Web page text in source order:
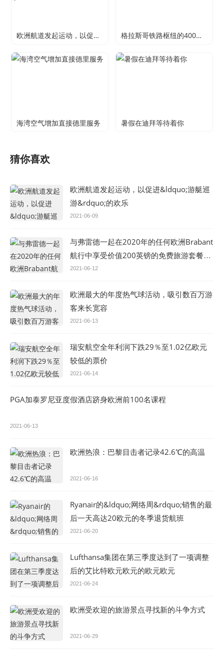
欧洲航道发起运动，以促进&ldquo;游艇巡游&rdquo;的欢乐 格拉斯哥铁路枢纽的400万英镑复活节升级
海湾空气增加直接德里服务 暑假在迪拜等待着你
猜你喜欢
欧洲航道发起运动，以促进&ldquo;游艇巡
游&rdquo;的欢乐
2021-06-09
与弗雷德一起在2020年的任何欧洲Brabant
航行中享受价值200英镑的免费旅游套餐。
奥尔森河游船
2021-06-12
欧洲最大的年度热气球活动，吸引数百万游
客来长宽容
2021-06-13
瑞安航空全年利润下跌29％至1.02亿欧元
较低的票价
2021-06-14
PGA加泰罗尼亚度假酒店跻身欧洲前100名课程
2021-06-13
欧洲热浪：巴黎目击者记录42.6℃的高温
2021-06-16
Ryanair的&ldquo;网络周&rdquo;销售的最
后一天高达20欧元的冬季退货航班
2021-06-20
Lufthansa集团在第三季度达到了一项调整
后的艾比特欧元欧元的欧元欧元
2021-06-24
欧洲受欢迎的旅游景点寻找新的斗争方式
2021-06-29